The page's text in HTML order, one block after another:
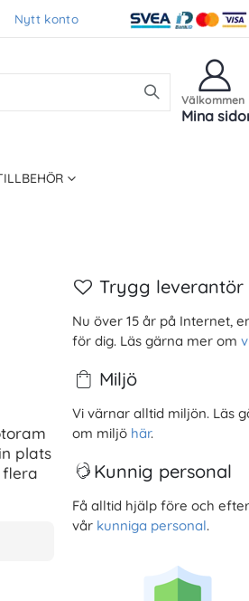
Nytt konto
Välkommen
Mina
plats
flera
Trygg leverantör
Nu över 15 år på Internet,
för dig. Läs gärna mer om
Miljö
Vi värnar alltid miljön. Läs
om miljö här.
Kunnig personal
Få alltid hjälp före och
vår kunniga personal.